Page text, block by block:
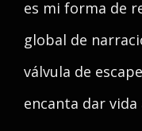
es mi forma de
global de
válvula de
encanta dar vida